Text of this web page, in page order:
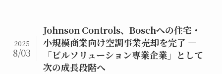
Johnson Controls、Boschへの住宅・
小規模商業向け空調事業売却を完了 ―
「ビルソリューション専業企業」として
次の成長段階へ
2025
8/03